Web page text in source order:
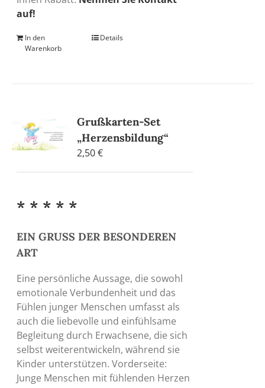
auf!
In den
Warenkorb
Details
Grußkarten-Set
„Herzensbildung“
2,50€
* * * * *
EIN GRUSS DER BESONDEREN
ART
Eine persönliche Aussage, die sowohl
emotionale Verbundenheit und das
Fühlen junger Menschen umfasst als
auch die liebevolle und einfühlsame
Begleitung durch Erwachsene, die sich
selbst weiterentwickeln, während sie
Kinder unterstützen. Vorderseite:
Junge Menschen mit fühlenden Herzen